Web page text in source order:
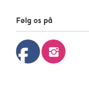
Følg os på
facebook instagram